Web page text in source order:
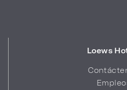
Loews